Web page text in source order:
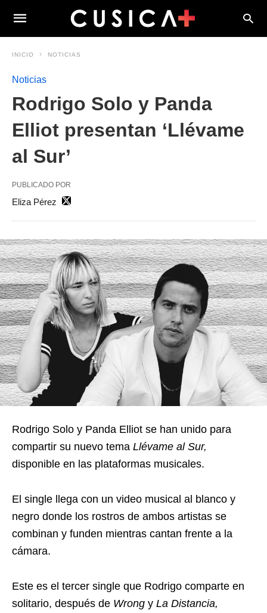
INICIO NOTICIAS
Noticias
Rodrigo Solo y Panda
Elliot presentan ‘Llévame
al Sur’
PUBLICADO POR
Eliza Pérez
Rodrigo Solo y Panda Elliot se han unido para
compartir su nuevo tema Llévame al Sur,
disponible en las plataformas musicales.
El single llega con un video musical al blanco y
negro donde los rostros de ambos artistas se
combinan y funden mientras cantan frente a la
cámara.
Este es el tercer single que Rodrigo comparte en
solitario, después de Wrong y La Distancia,